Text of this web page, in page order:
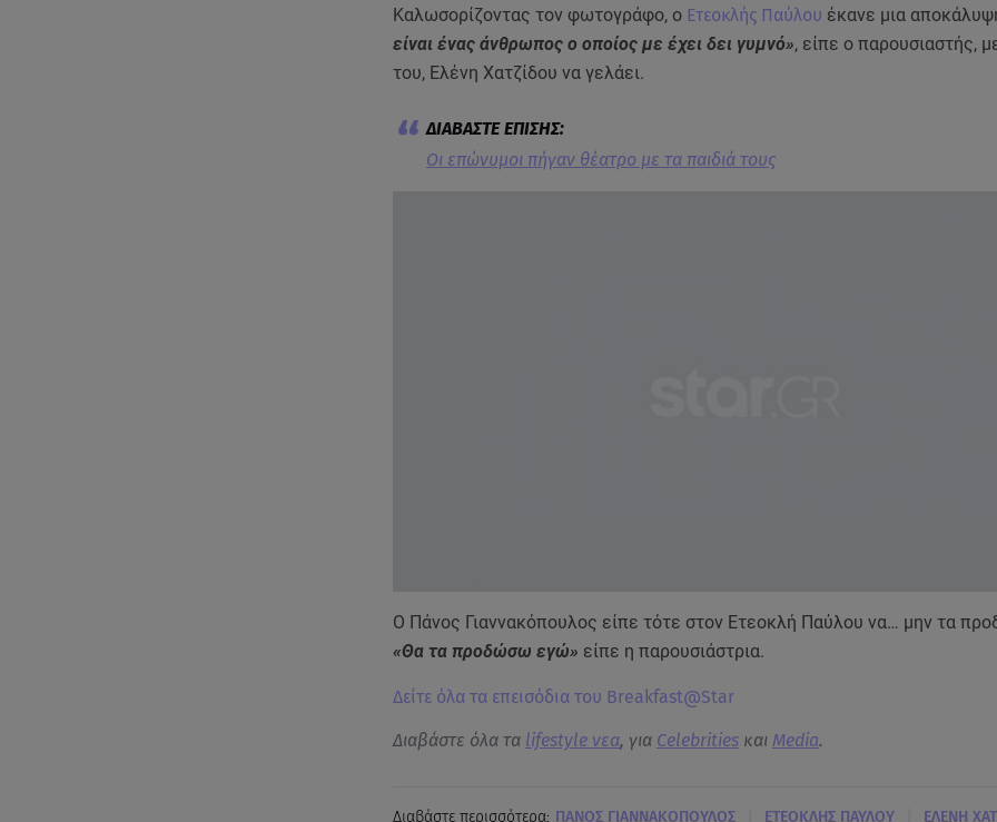
Καλωσορίζοντας τον φωτογράφο, οΕτεοκλής Παύλου έκανε μια
είναι ένας άνθρωπος ο οποίος με έχει δει γυμνό», είπε ο παρουσιαστής,
του, Ελένη Χατζίδου να γελάει.
Οι επώνυμοι πήγαν θέατρο με τα παιδιά τους
Ο Πάνος Γιαννακόπουλος είπε τότε στον Ετεοκλή Παύλου να… μην τα
«Θα τα προδώσω εγώ» είπε η παρουσιάστρια.
Δείτε όλα τα επεισόδια του Breakfast@Star
Διαβάστε όλα τα lifestyle νεα, για Celebritiesκαι Media.
Διαβάστε περισσότερα: ΠΑΝΟΣ ΓΙΑΝΝΑΚΟΠΟΥΛΟΣ ΕΤΕΟΚΛΗΣ ΠΑΥΛΟΥ ΕΛΕΝΗ